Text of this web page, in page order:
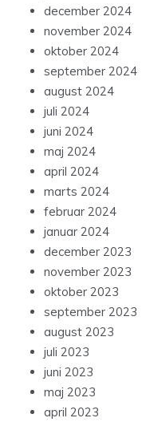
december 2024
november 2024
oktober 2024
september 2024
august 2024
juli 2024
juni 2024
maj 2024
april 2024
marts 2024
februar 2024
januar 2024
december 2023
november 2023
oktober 2023
september 2023
august 2023
juli 2023
juni 2023
maj 2023
april 2023